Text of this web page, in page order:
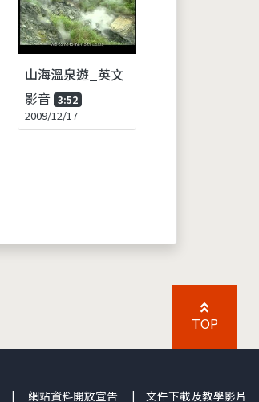
山海溫泉遊_英文
影音 3:52
2009/12/17
TOP
| 網站資料開放宣告 | 文件下載及教學影片